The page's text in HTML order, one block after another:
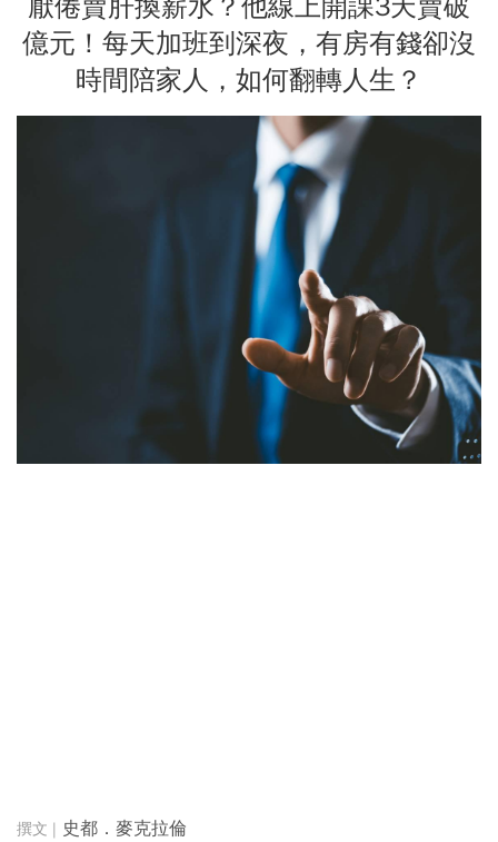
億元！每天加班到深夜，有房有錢卻沒
時間陪家人，如何翻轉人生？
史都．麥克拉倫